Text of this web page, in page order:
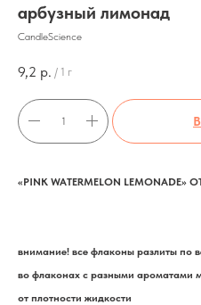
арбузный лимонад
CandleScience
9,2 р. / 1 г
«PINK WATERMELON LEMONADE»
внимание! все флаконы разлиты по
во флаконах с разными ароматами
от плотности жидкости